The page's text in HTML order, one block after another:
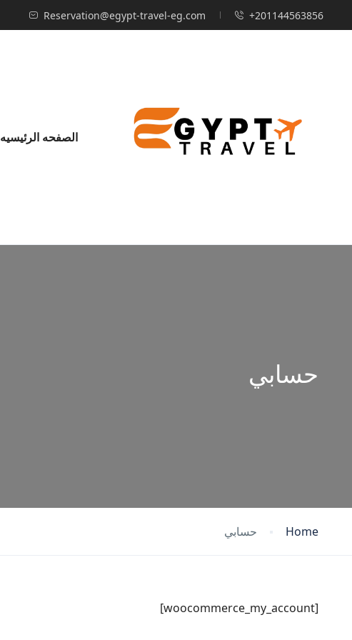
+201144563856
Reservation@egypt-travel-eg.com
الصفحه الرئيسيه
حسابي
Home حسابي
[woocommerce_my_account]